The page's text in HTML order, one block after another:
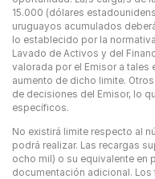
15.000 (dólares
uruguayos acumulados
lo establecido por la
Lavado de Activos y del
valorada por el Emisor a tales
aumento de dicho limite.
de decisiones del Emisor, lo
específicos.
No existirá limite respecto al
podrá realizar. Las recargas
ocho mil) o su equivalente en
documentación adicional.